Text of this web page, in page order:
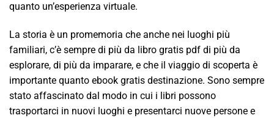
quanto un’esperienza virtuale.
La storia è un promemoria che anche nei luoghi più
familiari, c’è sempre di più da libro gratis pdf di più da
esplorare, di più da imparare, e che il viaggio di scoperta è
importante quanto ebook gratis destinazione. Sono sempre
stato affascinato dal modo in cui i libri possono
trasportarci in nuovi luoghi e presentarci nuove persone e